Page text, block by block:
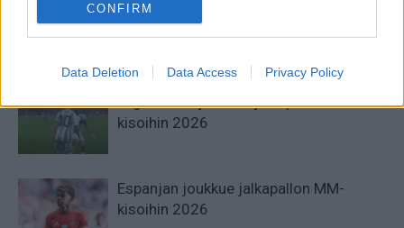
CONFIRM
Data Deletion Data Access Privacy Policy
Jalkapallon MM-kisat 2026
Pudotuspelit – tässä kaavio
Argentiinan joukkue jalkapallon MM-
kisoihin 2026
Espanjan joukkue jalkapallon MM-
kisoihin 2026